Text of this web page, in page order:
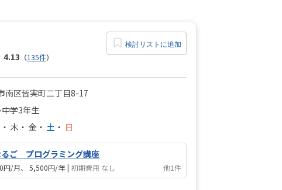
4.13 （135件）
検討リストに追加
南区皆実町二丁目8-17
学3年生
・ 木 ・ 金 ・ 土 ・ 日
るご プログラミング講座
円/月 5,500円/年 | 初期費用 なし 他1件